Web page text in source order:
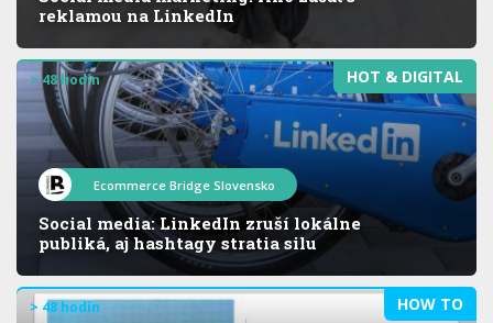
reklamou na LinkedIn
HOT & DIGITAL
> 48 hodín
Ecommerce Bridge Slovensko
Social media: LinkedIn zruší lokálne
publiká, aj hashtagy stratia silu
HOW TO
> 48 hodín